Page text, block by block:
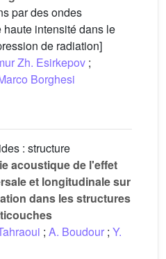
par des ondes
intensité dans le
de radiation]
Zh. Esirkepov ;
Borghesi
: structure
acoustique de l'effet
et longitudinale sur
dans les structures
; A. Boudour ; Y.